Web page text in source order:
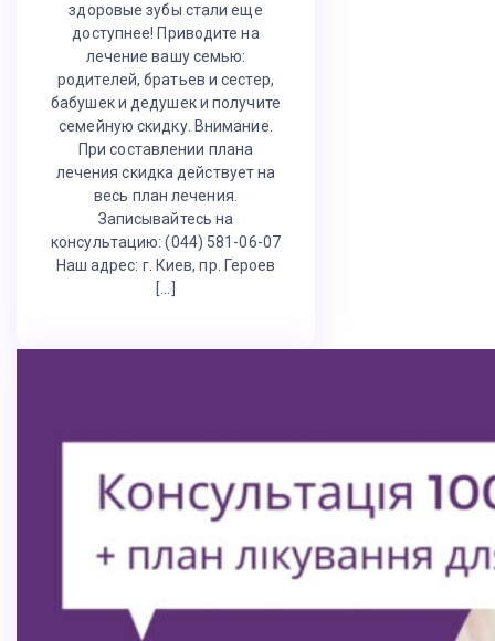
здоровые зубы стали еще
доступнее! Приводите на
лечение вашу семью:
родителей, братьев и сестер,
бабушек и дедушек и получите
семейную скидку. Внимание.
При составлении плана
лечения скидка действует на
весь план лечения.
Записывайтесь на
консультацию: (044) 581-06-07
Наш адрес: г. Киев, пр. Героев
[…]